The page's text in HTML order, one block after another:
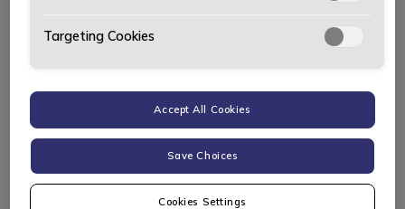
Mercedes-Benz GLC 400 4MATIC
Be om helt uforpliktende tilbud. Du får utstyrsliste,
totalpris og ønsket finansieringsforslag (lån eller
Targeting Cookies
Accept All Cookies
Save Choices
Cookies Settings